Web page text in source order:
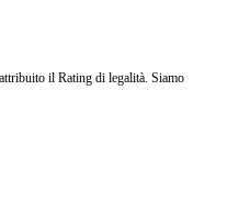
il Rating di legalità. Siamo